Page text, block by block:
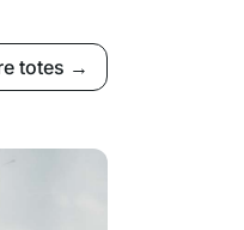
totes →